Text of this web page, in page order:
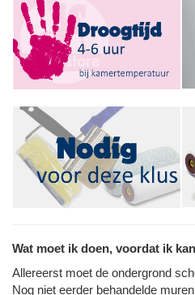
Wat moet ik doen, voordat ik
Allereerst moet de ondergrond
Nog niet eerder behandelde